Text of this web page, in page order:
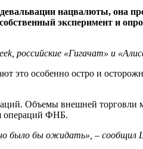
нацвалюты, она
эксперимент и
российские «Гигачат» и
это особенно остро и
Объемы внешней торговли
операций ФНБ.
было бы ожидать», – сообщил